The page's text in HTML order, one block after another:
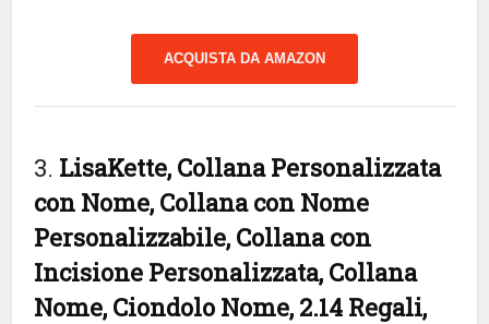
ACQUISTA DA AMAZON
3. LisaKette, Collana Personalizzata
con Nome, Collana con Nome
Personalizzabile, Collana con
Incisione Personalizzata, Collana
Nome, Ciondolo Nome, 2.14 Regali,